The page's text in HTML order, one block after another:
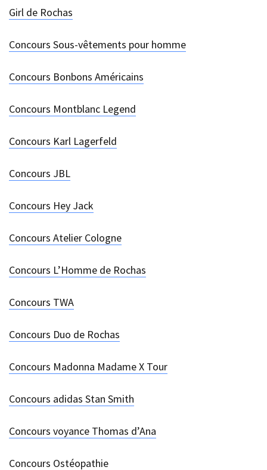
Girl de Rochas
Concours Sous-vêtements pour homme
Concours Bonbons Américains
Concours Montblanc Legend
Concours Karl Lagerfeld
Concours JBL
Concours Hey Jack
Concours Atelier Cologne
Concours L’Homme de Rochas
Concours TWA
Concours Duo de Rochas
Concours Madonna Madame X Tour
Concours adidas Stan Smith
Concours voyance Thomas d’Ana
Concours Ostéopathie